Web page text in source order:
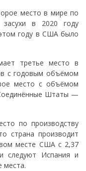
место в мире по
засухи в 2020 году
году в США было
третье место в
с годовым объёмом
место с объёмом
Штаты —
по производству
страна производит
месте США с 2,37
следуют Испания и
места.